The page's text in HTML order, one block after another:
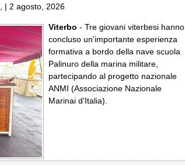
, | 2 agosto, 2026
Viterbo - Tre giovani viterbesi hanno
concluso un'importante esperienza
formativa a bordo della nave scuola
Palinuro della marina militare,
partecipando al progetto nazionale
ANMI (Associazione Nazionale
Marinai d'Italia).